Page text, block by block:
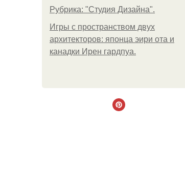
Рубрика: "Студия Дизайна".
Игры с пространством двух
архитекторов: японца эири ота и
канадки Ирен гардпуа.